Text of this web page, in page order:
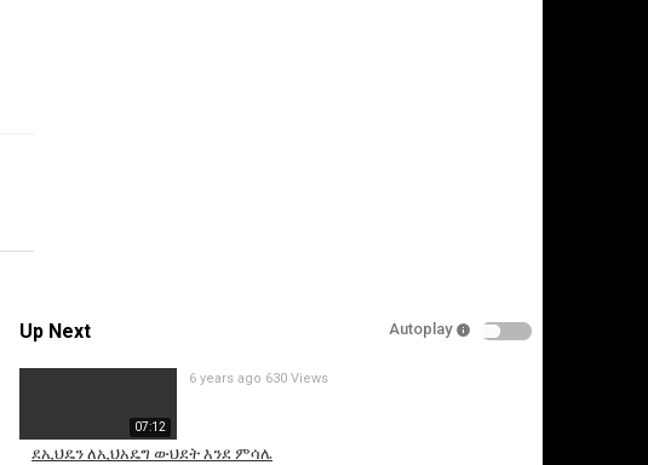
Up Next Autoplay
07:12
ደኢህዴን ለኢህአዴግ ውህደት እንደ ምሳሌ
6 years ago 630 Views
Cancel